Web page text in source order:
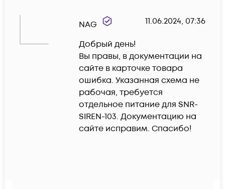
NAG 11.06.2024, 07:36
Добрый день!
Вы правы, в документации на
сайте в карточке товара
ошибка. Указанная схема не
рабочая, требуется
отдельное питание для SNR-
SIREN-103. Документацию на
сайте исправим. Спасибо!